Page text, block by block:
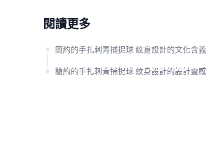
閱讀更多
簡約的手扎刺青捕捉球 紋身設計的文化含義
簡約的手扎刺青捕捉球 紋身設計的設計靈感